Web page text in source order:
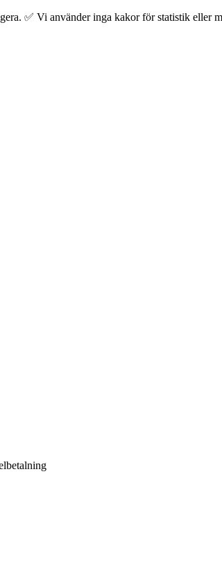
✅ Vi använder inga kakor för statistik eller